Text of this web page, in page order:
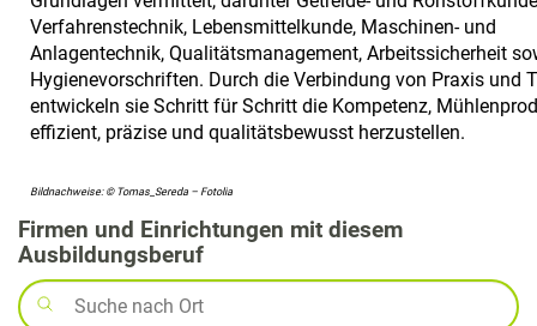
Verfahrenstechnik, Lebensmittelkunde, Maschinen- und
Anlagentechnik, Qualitätsmanagement, Arbeitssicherheit
Hygienevorschriften. Durch die Verbindung von Praxis und
entwickeln sie Schritt für Schritt die Kompetenz,
effizient, präzise und qualitätsbewusst herzustellen.
Bildnachweise: © Tomas_Sereda – Fotolia
Firmen und Einrichtungen mit diesem
Ausbildungsberuf